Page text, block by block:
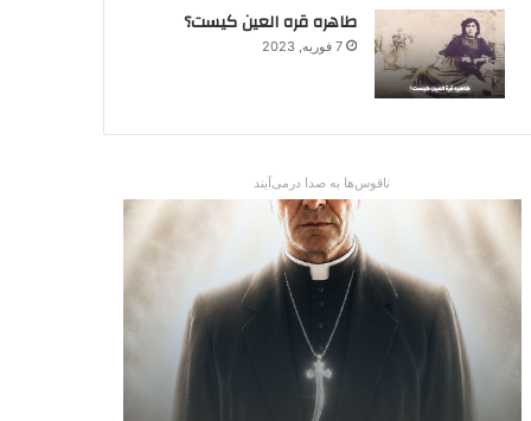
طاهره قره العین کیست؟
7 فوریه, 2023
ناقوس‌ها به صدا در‌می‌آیند